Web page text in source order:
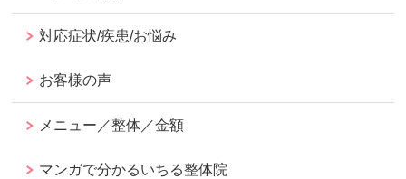
対応症状/疾患/お悩み
お客様の声
メニュー／整体／金額
マンガで分かるいちる整体院